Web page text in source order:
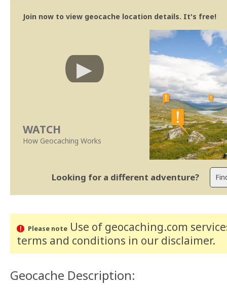
Join now to view geocache location details. It's free!
WATCH
How Geocaching Works
Looking for a different adventure?
Please noteUse of geocaching.com
terms and conditions in our disclaimer.
Geocache Description: